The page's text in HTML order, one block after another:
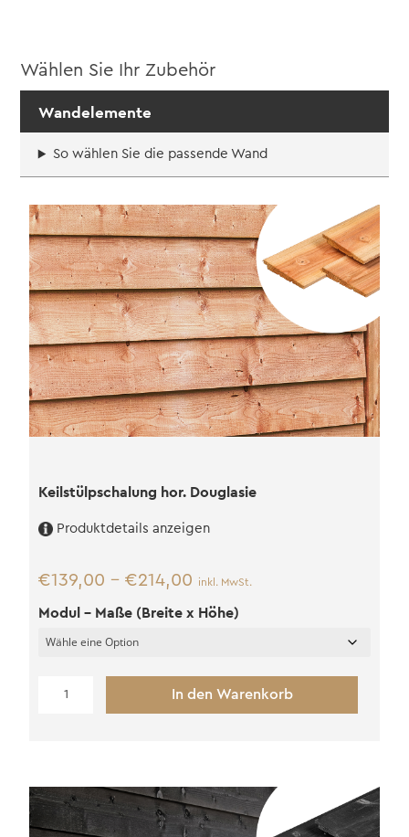
Wählen Sie Ihr Zubehör
Wandelemente
So wählen Sie die passende Wand
Keilstülpschalung hor. Douglasie
Produktdetails anzeigen
€139,00 – €214,00 inkl. MwSt.
Modul - Maße (Breite x Höhe)
Keilstülpschalung
In den Warenkorb